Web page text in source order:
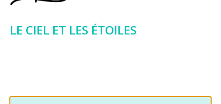
LE CIEL ET LES ÉTOILES